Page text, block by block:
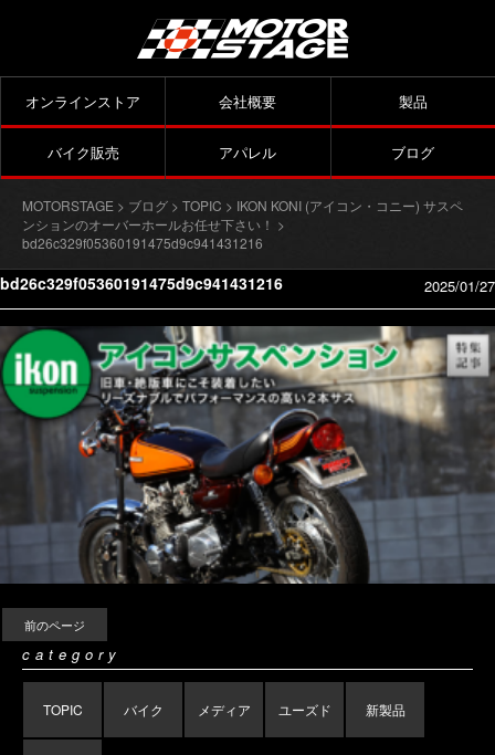
オンラインストア 会社概要 製品
バイク販売 アパレル ブログ
MOTORSTAGE > ブログ > TOPIC > IKON KONI (アイコン・コニー) サスペ
ンションのオーバーホールお任せ下さい！ >
bd26c329f05360191475d9c941431216
bd26c329f05360191475d9c941431216 2025/01/27
前のページ
category
TOPIC バイク メディア ユーズド 新製品